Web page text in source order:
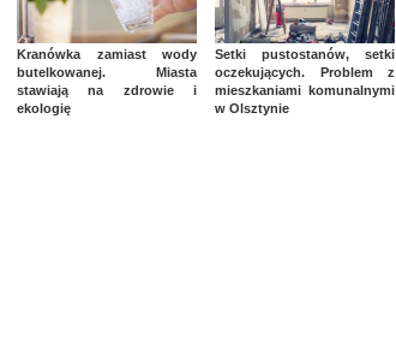
Kranówka zamiast wody
butelkowanej. Miasta
stawiają na zdrowie i
ekologię
Setki pustostanów, setki
oczekujących. Problem z
mieszkaniami komunalnymi
w Olsztynie